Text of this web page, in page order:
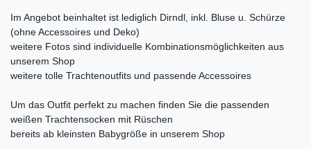
Im Angebot beinhaltet ist lediglich Dirndl, inkl. Bluse u. Schürze
(ohne Accessoires und Deko)
weitere Fotos sind individuelle Kombinationsmöglichkeiten aus
unserem Shop
weitere tolle Trachtenoutfits und passende Accessoires
Um das Outfit perfekt zu machen finden Sie die passenden
weißen Trachtensocken mit Rüschen
bereits ab kleinsten Babygröße in unserem Shop